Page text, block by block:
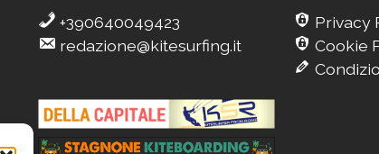
+390640049423
redazione@kitesurfing.it
Privacy
Cookie